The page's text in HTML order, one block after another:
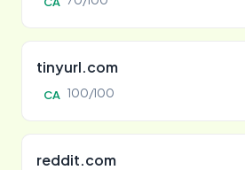
tinyurl.com
CA 100/100
reddit.com